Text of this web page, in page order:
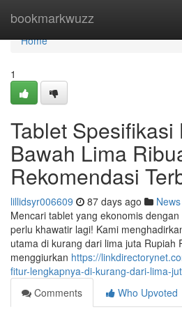
bookmarkwuzz
Home
Home
1
Tablet Spesifikasi
Bawah Lima
Rekomendasi
lillidsyr006609 87 days ago News
Mencari tablet yang ekonomis
perlu khawatir lagi! Kami
utama di kurang dari lima juta Rupiah
menggiurkan https://
fitur-lengkapnya-di-kurang-dari-lima-
Comments
Who Upvoted